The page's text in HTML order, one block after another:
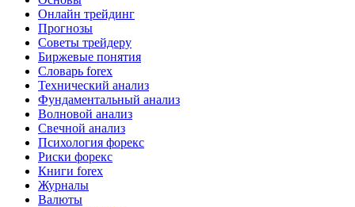
Онлайн трейдинг
Прогнозы
Советы трейдеру
Биржевые понятия
Словарь forex
Технический анализ
Фундаментальный анализ
Волновой анализ
Свечной анализ
Психология форекс
Риски форекс
Книги forex
Журналы
Валюты